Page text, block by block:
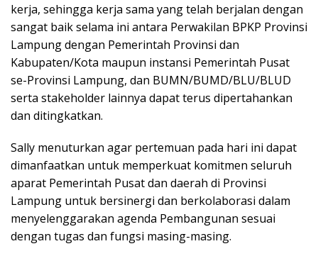
kerja, sehingga kerja sama yang telah berjalan dengan
sangat baik selama ini antara Perwakilan BPKP Provinsi
Lampung dengan Pemerintah Provinsi dan
Kabupaten/Kota maupun instansi Pemerintah Pusat
se-Provinsi Lampung, dan BUMN/BUMD/BLU/BLUD
serta stakeholder lainnya dapat terus dipertahankan
dan ditingkatkan.
Sally menuturkan agar pertemuan pada hari ini dapat
dimanfaatkan untuk memperkuat komitmen seluruh
aparat Pemerintah Pusat dan daerah di Provinsi
Lampung untuk bersinergi dan berkolaborasi dalam
menyelenggarakan agenda Pembangunan sesuai
dengan tugas dan fungsi masing-masing.